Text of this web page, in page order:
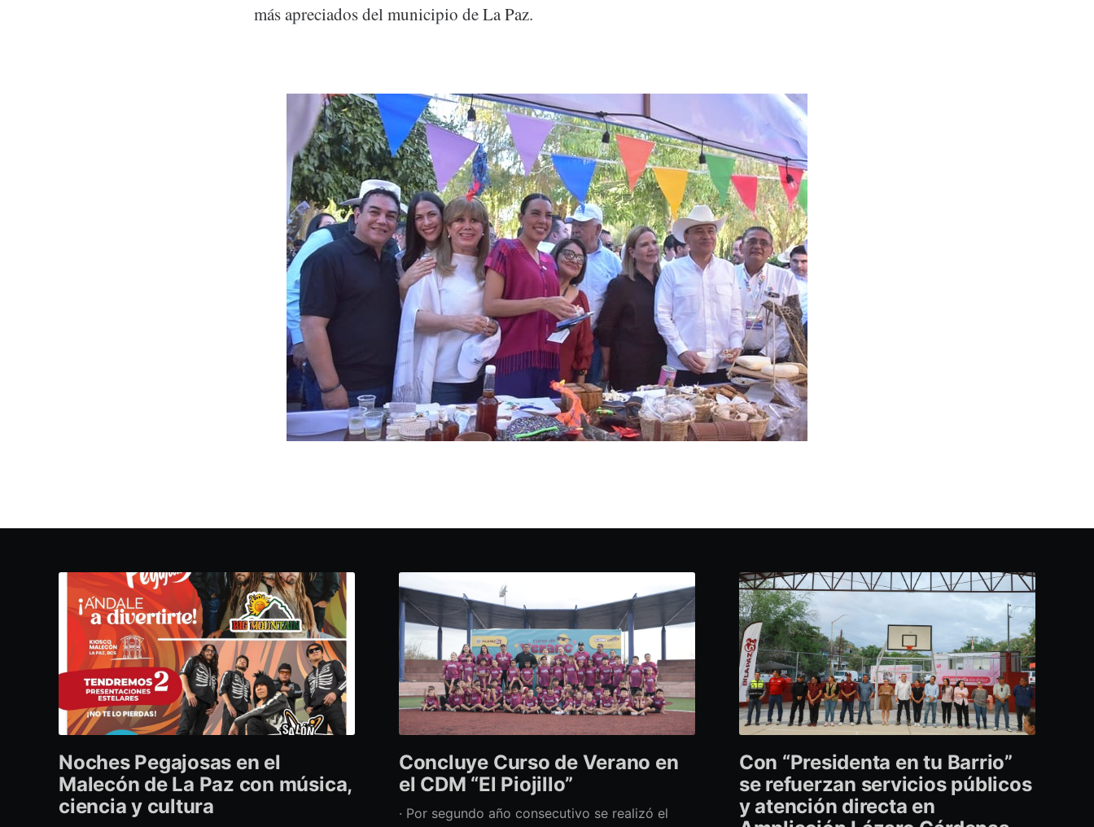
más apreciados del municipio de La Paz.
Noches Pegajosas en el
Malecón de La Paz con música,
ciencia y cultura
Concluye Curso de Verano en
el CDM “El Piojillo”
· Por segundo año consecutivo se realizó el
Con “Presidenta en tu Barrio”
se refuerzan servicios públicos
y atención directa en